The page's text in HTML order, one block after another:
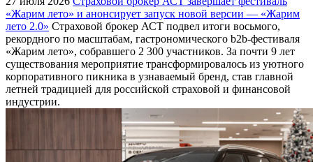
«Жарим лето» и анонсирует запуск новой версии — «Жарим
лето 2.0» Страховой брокер АСТ подвел итоги восьмого,
рекордного по масштабам, гастрономического b2b-фестиваля
«Жарим лето», собравшего 2 300 участников. За почти 9 лет
существования мероприятие трансформировалось из уютного
корпоративного пикника в узнаваемый бренд, став главной
летней традицией для российской страховой и финансовой
индустрии.